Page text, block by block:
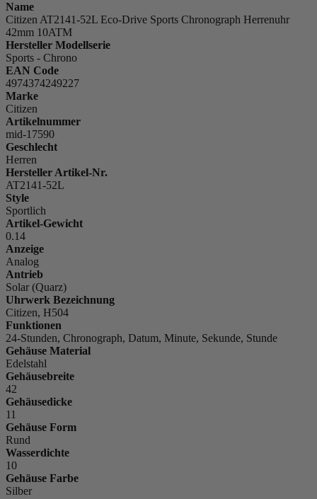
Name
Citizen AT2141-52L Eco-Drive Sports Chronograph Herrenuhr
42mm 10ATM
Hersteller Modellserie
Sports - Chrono
EAN Code
4974374249227
Marke
Citizen
Artikelnummer
mid-17590
Geschlecht
Herren
Hersteller Artikel-Nr.
AT2141-52L
Style
Sportlich
Artikel-Gewicht
0.14
Anzeige
Analog
Antrieb
Solar (Quarz)
Uhrwerk Bezeichnung
Citizen, H504
Funktionen
24-Stunden, Chronograph, Datum, Minute, Sekunde, Stunde
Gehäuse Material
Edelstahl
Gehäusebreite
42
Gehäusedicke
11
Gehäuse Form
Rund
Wasserdichte
10
Gehäuse Farbe
Silber